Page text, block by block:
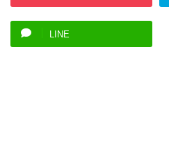
LINE